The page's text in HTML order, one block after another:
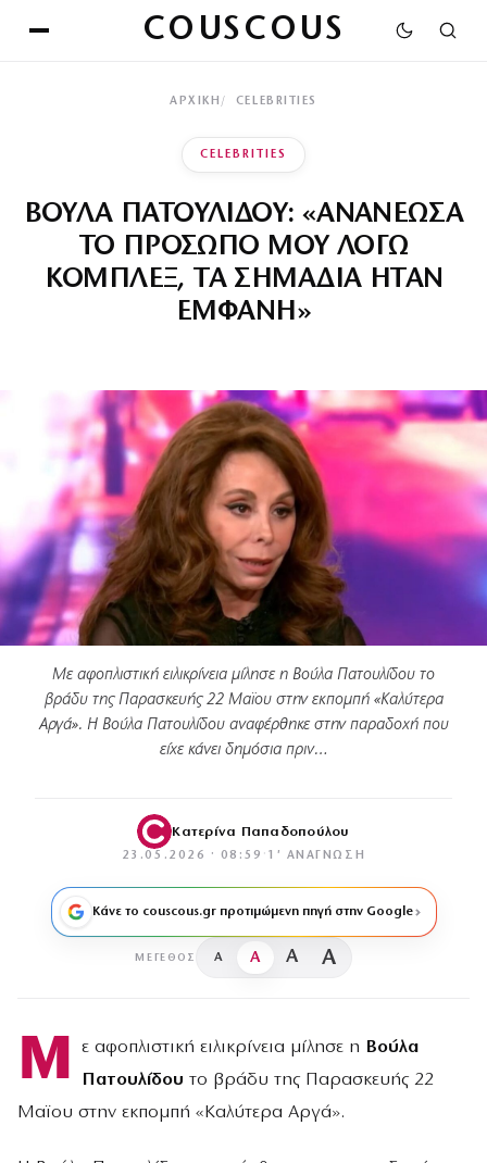
COUSCOUS
ΑΡΧΙΚΉ CELEBRITIES
CELEBRITIES
ΒΟΥΛΑ ΠΑΤΟΥΛΙΔΟΥ: «ΑΝΑΝΕΩΣΑ
ΤΟ ΠΡΟΣΩΠΟ ΜΟΥ ΛΟΓΩ
ΚΟΜΠΛΕΞ, ΤΑ ΣΗΜΑΔΙΑ ΗΤΑΝ
ΕΜΦΑΝΗ»
Με αφοπλιστική ειλικρίνεια μίλησε η Βούλα Πατουλίδου το
βράδυ της Παρασκευής 22 Μαϊου στην εκπομπή «Καλύτερα
Αργά». Η Βούλα Πατουλίδου αναφέρθηκε στην παραδοχή που
είχε κάνει δημόσια πριν…
Κατερίνα Παπαδοπούλου
23.05.2026 · 08:59 · 1′ ΑΝΆΓΝΩΣΗ
Κάνε το couscous.gr προτιμώμενη πηγή στην Google
ΜΈΓΕΘΟΣ A A A A
Μ ε αφοπλιστική ειλικρίνεια μίλησε η Βούλα
Πατουλίδου το βράδυ της Παρασκευής 22
Μαϊου στην εκπομπή «Καλύτερα Αργά».